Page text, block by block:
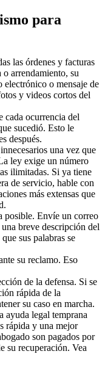
para
las órdenes y facturas
arrendamiento, su
o mensaje de
y videos cortos del
cada ocurrencia del
sucedió. Esto le
después.
una vez que
ley exige un número
ilimitadas. Si ya tiene
de servicio, hable con
más extensas que
posible. Envíe un correo
breve descripción del
sus palabras se
su reclamo. Eso
de la defensa. Si se
rápida de la
su caso en marcha.
ayuda legal temprana
rápida y una mejor
son pagados por
su recuperación. Vea